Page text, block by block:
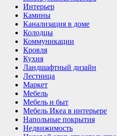
Интерьер
Камины
Канализация в доме
Колодцы
Коммуникации
Кровля
Кухня
Ландшафтный дизайн
Лестница
Маркет
Мебель
Мебель и быт
Мебель Икеа в интерьере
Напольные покрытия
Недвижимость